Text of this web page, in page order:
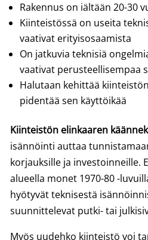
Rakennus on iältään 20-30
Kiinteistössä on useita
vaativat erityisosaamista
On jatkuvia teknisiä
vaativat perusteellisempaa
Halutaan kehittää
pidentää sen käyttöikää
Kiinteistön elinkaaren
isännöinti auttaa
korjauksille ja investoinneille.
alueella monet 1970-80 -
hyötyvät teknisestä
suunnittelevat putki- tai
Myös uudehko kiinteistö voi